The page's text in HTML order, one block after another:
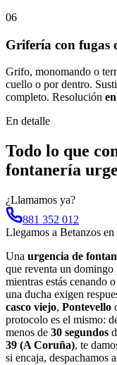
06
Grifería con fugas
Grifo, monomando o
cuello o por dentro.
completo. Resolución
En detalle
Todo lo que
fontanería
¿Llamamos ya?
881 352 012
Llegamos a Betanzos en
Una urgencia de
que reventa un domingo
mientras estás cenando
una ducha exigen
casco viejo, Pontevello
protocolo es el mismo:
menos de 30 segundos
39 (A Coruña), te
si encaja, despachamos